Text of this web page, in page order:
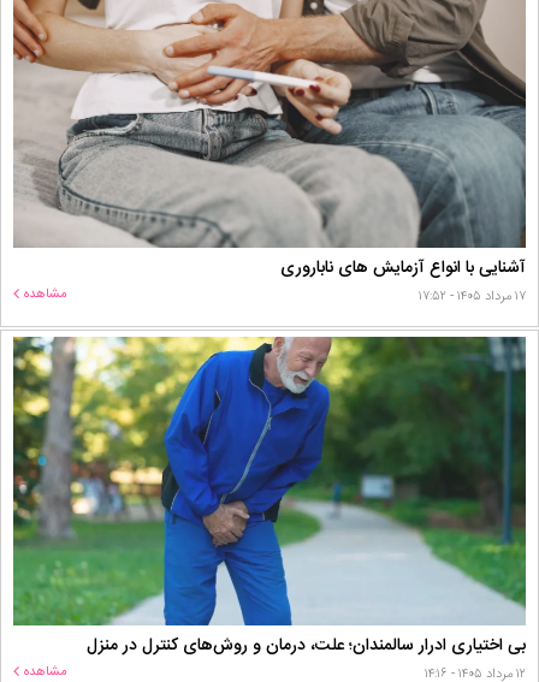
آشنایی با انواع آزمایش های ناباروری
۱۷ مرداد ۱۴۰۵ - ۱۷:۵۲ مشاهده
بی اختیاری ادرار سالمندان؛ علت، درمان و روش‌های کنترل در منزل
۱۲ مرداد ۱۴۰۵ - ۱۴:۱۶ مشاهده